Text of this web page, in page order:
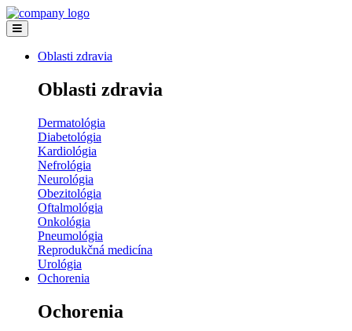
Oblasti zdravia
Oblasti zdravia
Dermatológia
Diabetológia
Kardiológia
Nefrológia
Neurológia
Obezitológia
Oftalmológia
Onkológia
Pneumológia
Reprodukčná medicína
Urológia
Ochorenia
Ochorenia